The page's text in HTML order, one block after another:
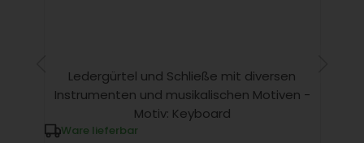
Ledergürtel und Schließe mit diversen
Instrumenten und musikalischen Motiven -
Motiv: Keyboard
Ware lieferbar